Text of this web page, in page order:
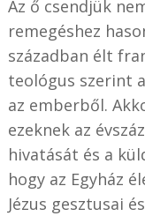
Az ő csendjük
remegéshez
században élt
teológus szerint
az emberből.
ezeknek az
hivatását és a
hogy az Egyház
Jézus gesztusai